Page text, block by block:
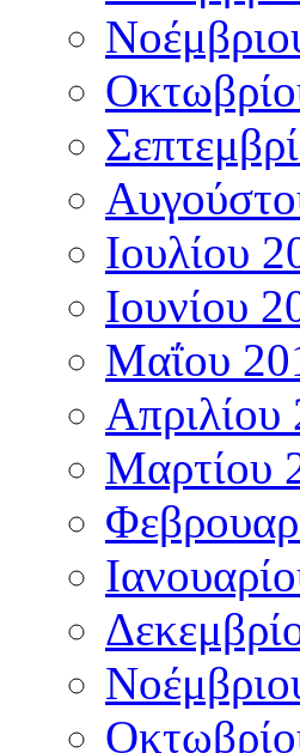
Ιουλίου
Ιουνίου
Μαΐου
Απριλίου
Μαρτίου